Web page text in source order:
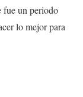
fue un periodo
lo mejor para